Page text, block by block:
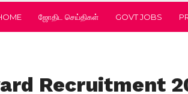
ஜோதிட செய்திகள் GOVT JOBS
Recruitment